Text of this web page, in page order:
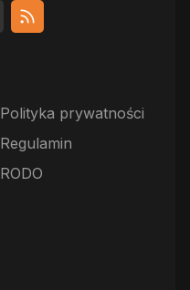
Polityka prywatności
Regulamin
RODO